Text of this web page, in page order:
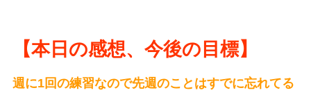
【本日の感想、今後の目標】
週に1回の練習なので先週のことはすでに忘れてる